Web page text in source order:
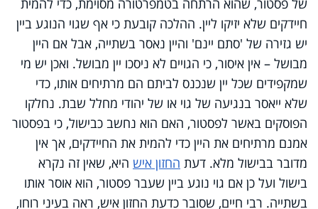
של פסטור, שהוא הרתחה בטמפרטורה מסוימת, כדי להמית
חיידקים שלא יזיקו ליין. ההלכה קובעת כי אף שגוי הנוגע ביין
יש גזירה של 'סתם יינם' והיין נאסר בשתייה, אבל אם היין
מבושל – אין איסור, כי הגויים לא ניסכו יין מבושל. ואכן יש מי
שמקפידים שכל יין שנכנס לביתם הם מרתיחים אותו, כדי
שלא ייאסר בנגיעה של גוי או של יהודי מחלל שבת. נחלקו
הפוסקים באשר לפסטור, האם הוא נחשב כבישול, כי בפסטור
אמנם מרתיחים את היין כדי להמית את החיידקים, אך אין
מדובר בבישול מלא. דעת החזון איש היא, שאין זה נקרא
בישול ועל כן אם גוי נוגע ביין שעבר פסטור, הוא אוסר אותו
בשתייה. רבי חיים, שסובר כדעת החזון איש, ראה בעיני רוחו,